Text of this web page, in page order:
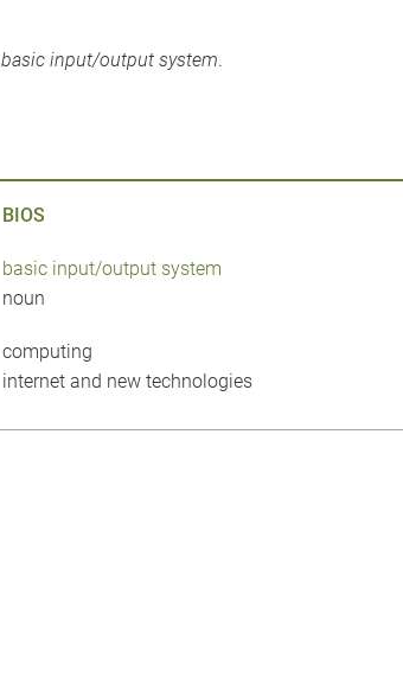
basic input/output system.
BIOS
basic input/output system
noun
computing
internet and new technologies